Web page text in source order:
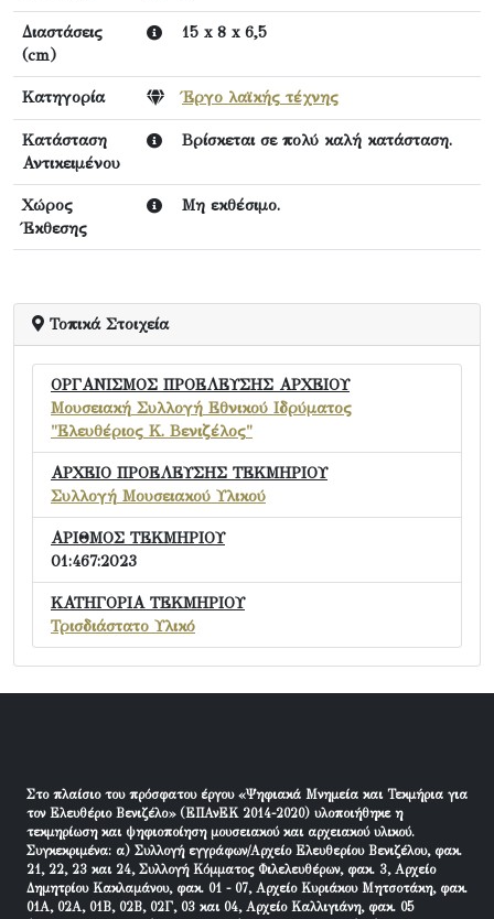
Διαστάσεις
(cm)
15 x 8 x 6,5
Κατηγορία Έργο λαϊκής τέχνης
Κατάσταση
Αντικειμένου
Βρίσκεται σε πολύ καλή κατάσταση.
Χώρος
Έκθεσης
Μη εκθέσιμο.
Τοπικά Στοιχεία
ΟΡΓΑΝΙΣΜΟΣ ΠΡΟΕΛΕΥΣΗΣ ΑΡΧΕΙΟΥ
Μουσειακή Συλλογή Εθνικού Ιδρύματος
"Ελευθέριος Κ. Βενιζέλος"
ΑΡΧΕΙΟ ΠΡΟΕΛΕΥΣΗΣ ΤΕΚΜΗΡΙΟΥ
Συλλογή Μουσειακού Υλικού
ΑΡΙΘΜΟΣ ΤΕΚΜΗΡΙΟΥ
01:467:2023
ΚΑΤΗΓΟΡΙΑ ΤΕΚΜΗΡΙΟΥ
Τρισδιάστατο Υλικό
Στο πλαίσιο του πρόσφατου έργου «Ψηφιακά Μνημεία και Τεκμήρια για
τον Ελευθέριο Βενιζέλο» (ΕΠΑνΕΚ 2014-2020) υλοποιήθηκε η
τεκμηρίωση και ψηφιοποίηση μουσειακού και αρχειακού υλικού.
Συγκεκριμένα: α) Συλλογή εγγράφων/Αρχείο Ελευθερίου Βενιζέλου, φακ.
21, 22, 23 και 24, Συλλογή Κόμματος Φιλελευθέρων, φακ. 3, Αρχείο
Δημητρίου Κακλαμάνου, φακ. 01 - 07, Αρχείο Κυριάκου Μητσοτάκη, φακ.
01Α, 02Α, 01Β, 02Β, 02Γ, 03 και 04, Αρχείο Καλλιγιάνη, φακ. 05